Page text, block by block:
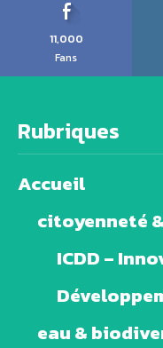
11,000
Fans
Rubriques
Accueil
citoyenneté
ICDD –
eau &